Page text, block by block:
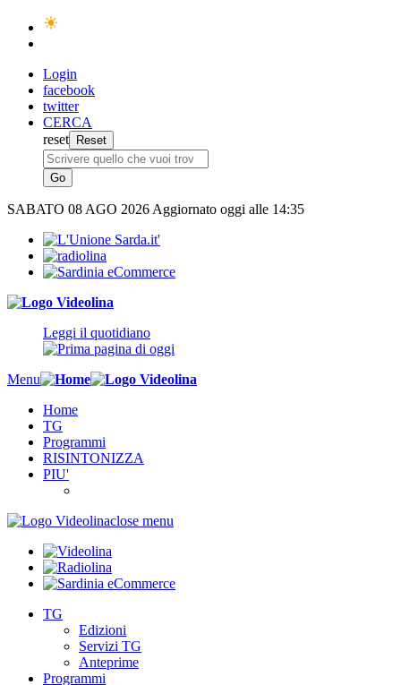
Login
facebook
twitter
CERCA
reset
SABATO 08 AGO 2026 Aggiornato oggi alle 14:35
Leggi il quotidiano
Menu
Home
TG
Programmi
RISINTONIZZA
PIU'
close menu
TG
Edizioni
Servizi TG
Anteprime
Programmi